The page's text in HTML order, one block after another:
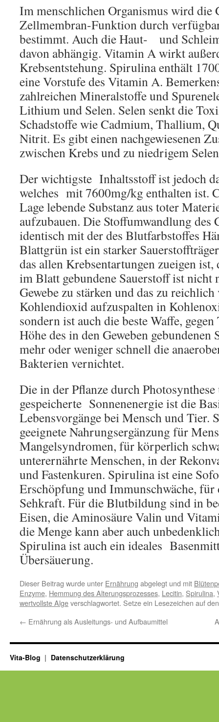
Im menschlichen Organismus wird die
Zellmembran-Funktion durch
bestimmt. Auch die Haut- und
davon abhängig. Vitamin A wirkt
Krebsentstehung. Spirulina enthält
eine Vorstufe des Vitamin A.
zahlreichen Mineralstoffe und
Lithium und Selen. Selen senkt die
Schadstoffe wie Cadmium, Thallium,
Nitrit. Es gibt einen nachgewiesenen
zwischen Krebs und zu niedrigem
Der wichtigste Inhaltsstoff ist jedoch
welches mit 7600mg/kg enthalten ist.
Lage lebende Substanz aus toter
aufzubauen. Die Stoffumwandlung des
identisch mit der des Blutfarbstoffes
Blattgrün ist ein starker
das allen Krebsentartungen zueigen
im Blatt gebundene Sauerstoff ist nicht
Gewebe zu stärken und das zu
Kohlendioxid aufzuspalten in
sondern ist auch die beste Waffe,
Höhe des in den Geweben gebundenen
mehr oder weniger schnell die
Bakterien vernichtet.
Die in der Pflanze durch Photosynthese
gespeicherte Sonnenenergie ist die
Lebensvorgänge bei Mensch und Tier.
geeignete Nahrungsergänzung für
Mangelsyndromen, für körperlich
unterernährte Menschen, in der
und Fastenkuren. Spirulina ist eine
Erschöpfung und Immunschwäche, für
Sehkraft. Für die Blutbildung sind in
Eisen, die Aminosäure Valin und
die Menge kann aber auch
Spirulina ist auch ein ideales
Übersäuerung.
Dieser Beitrag wurde unter Ernährung abgelegt und mit
Enzyme, Hemmung des Alterungsprozesses, Lecitin, Spirulina,
wertvollste Algeverschlagwortet. Setze ein Lesezeichen auf
← Ernährung als Ausleitungs- und Aufbaumittel
Vita-Blog Datenschutzerklärung